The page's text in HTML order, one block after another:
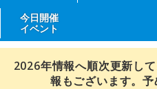
今日開催
イベント
2026年情報へ順次更新し
報もございます。予